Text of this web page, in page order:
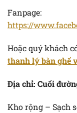
Fanpage:
https://
Hoặc quý khách
thanh lý bàn ghế
Địa chỉ: Cuối
Kho rộng – Sạch